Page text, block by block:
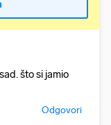
što si jamio
Odgovori